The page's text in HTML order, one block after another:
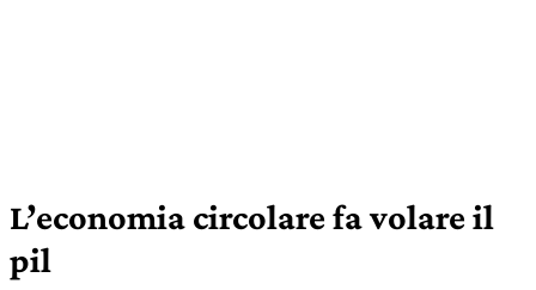
L’economia circolare fa volare il
pil